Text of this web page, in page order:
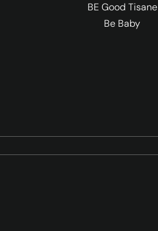
BE Good Tisane
Be Baby